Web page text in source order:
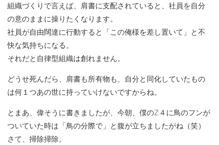
組織づくりで言えば、肩書に支配されていると、社員を自分
の意のままに操りたくなります。
社員が自由闊達に行動すると「この俺様を差し置いて」と不
快な気持ちになる。
それだと自律型組織は創れません。
どうせ死んだら、肩書も所有物も、自分と同化していたもの
は何１つあの世に持っていけないですからね。
とまあ、偉そうに書きましたが、今朝、僕のZ４に鳥のフンが
ついていた時は「鳥の分際で」と腹が立ちましたがね（笑）
さて、掃除掃除。